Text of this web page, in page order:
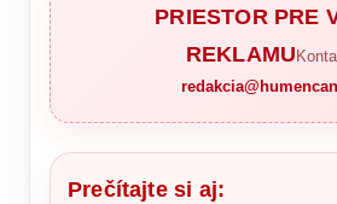
PRIESTOR PRE
REKLAMU
Prečítajte si aj: